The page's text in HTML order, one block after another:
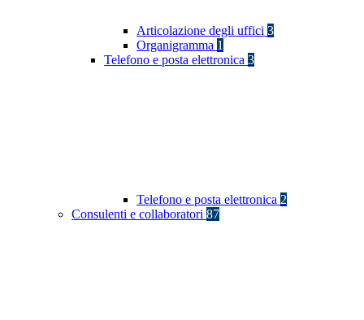
Articolazione degli uffici 3
Organigramma 1
Telefono e posta elettronica 3
Telefono e posta elettronica 2
Consulenti e collaboratori 87